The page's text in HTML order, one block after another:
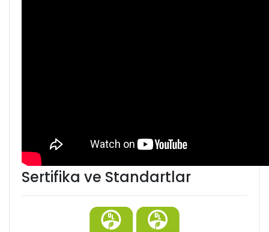
Sertifika ve Standartlar